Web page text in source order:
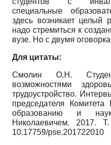
специальные
здесь возникает целый
надо стремиться к
вузе. Но с двумя
Для цитаты:
Смолин О.Н.
возможностями
трудоустройство.
председателя
образованию и
Николаевичем.
10.17759/pse.201722010